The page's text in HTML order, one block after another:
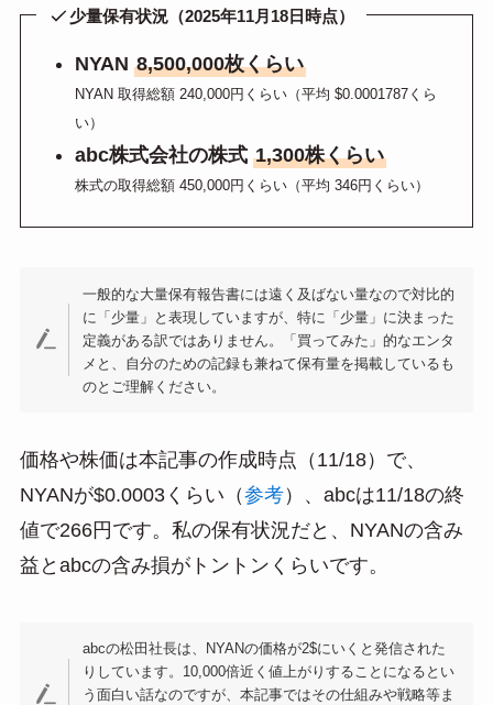
少量保有状況（2025年11月18日時点）
NYAN8,500,000枚くらい
NYAN 取得総額 240,000円くらい（平均 $0.0001787くら
い）
abc株式会社の株式1,300株くらい
株式の取得総額 450,000円くらい（平均 346円くらい）
一般的な大量保有報告書には遠く及ばない量なので対比的
に「少量」と表現していますが、特に「少量」に決まった
定義がある訳ではありません。「買ってみた」的なエンタ
メと、自分のための記録も兼ねて保有量を掲載しているも
のとご理解ください。
価格や株価は本記事の作成時点（11/18）で、
NYANが$0.0003くらい（参考）、abcは11/18の終
値で266円です。私の保有状況だと、NYANの含み
益とabcの含み損がトントンくらいです。
abcの松田社長は、NYANの価格が2$にいくと発信された
りしています。10,000倍近く値上がりすることになるとい
う面白い話なのですが、本記事ではその仕組みや戦略等ま